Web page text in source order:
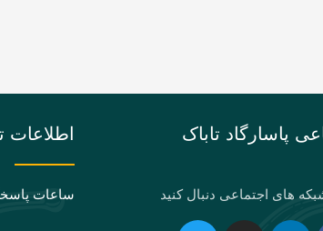
پاسارگاد تاباک
های اجتماعی دنبال کنید ساعات پاسخگویی